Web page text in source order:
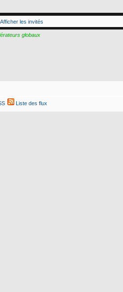
Afficher les invités
globaux
Liste des flux